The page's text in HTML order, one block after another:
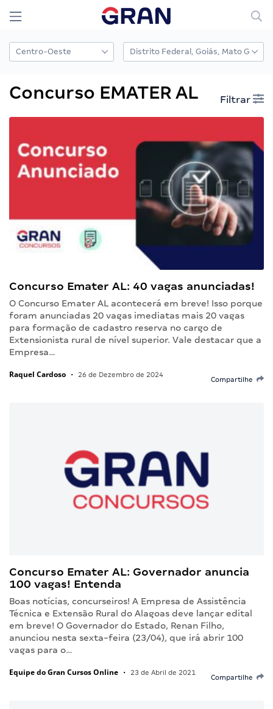
Concurso EMATER AL Filtrar
Concurso Emater AL: 40 vagas anunciadas!
O Concurso Emater AL acontecerá em breve! Isso porque
foram anunciadas 20 vagas imediatas mais 20 vagas
para formação de cadastro reserva no cargo de
Extensionista rural de nível superior. Vale destacar que a
Empresa…
Raquel Cardoso • 26 de Dezembro de 2024
Compartilhe
Concurso Emater AL: Governador anuncia
100 vagas! Entenda
Boas notícias, concurseiros! A Empresa de Assistência
Técnica e Extensão Rural do Alagoas deve lançar edital
em breve! O Governador do Estado, Renan Filho,
anunciou nesta sexta-feira (23/04), que irá abrir 100
vagas para o…
Equipe do Gran Cursos Online • 23 de Abril de 2021
Compartilhe